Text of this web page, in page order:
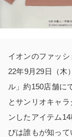
イオンのファッ
22年9月29日（木
ル」約150店舗に
とサンリオキャ
ンしたアイテム
びは誰もが知って